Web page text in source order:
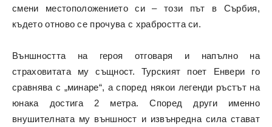
смени местоположението си – този път в Сърбия,
където отново се прочува с храбростта си.
Външността на героя отговаря и напълно на
страховитата му същност. Турският поет Енвери го
сравнява с „минаре“, а според някои легенди ръстът на
юнака достига 2 метра. Според други именно
внушителната му външност и извънредна сила стават